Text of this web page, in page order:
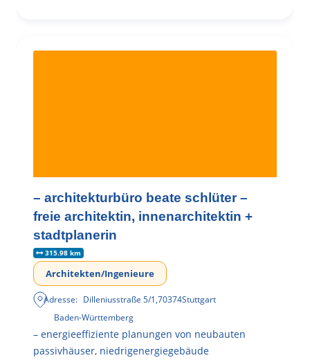
– architekturbüro beate schlüter –
freie architektin, innenarchitektin +
stadtplanerin
315.98 km
Architekten/Ingenieure
Adresse: Dilleniusstraße 5/1,70374Stuttgart
Baden-Württemberg
– energieeffiziente planungen von neubauten
passivhäuser, niedrigenergiegebäude